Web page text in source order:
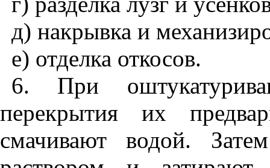
д) накрывка и
е) отделка откосов.
6. При
перекрытия их
смачивают водой.